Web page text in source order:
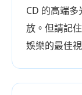
CD 的高端
放。但請記
娛樂的最佳